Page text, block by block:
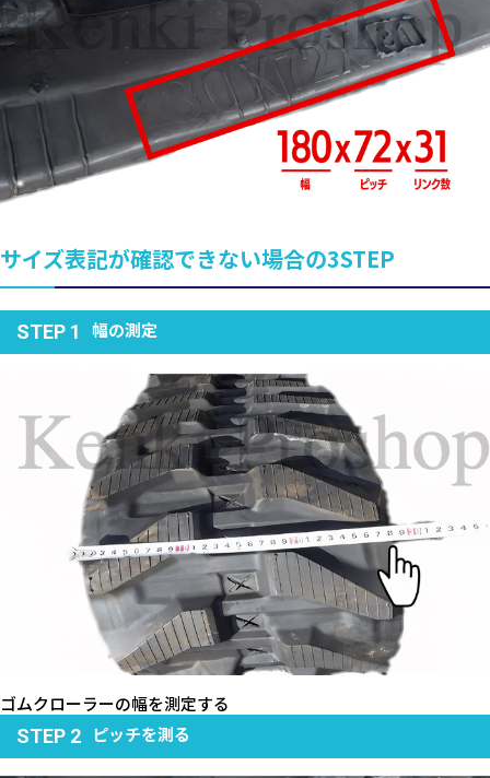
サイズ表記が確認できない場合の3STEP
STEP 1 幅の測定
ゴムクローラーの幅を測定する
STEP 2 ピッチを測る